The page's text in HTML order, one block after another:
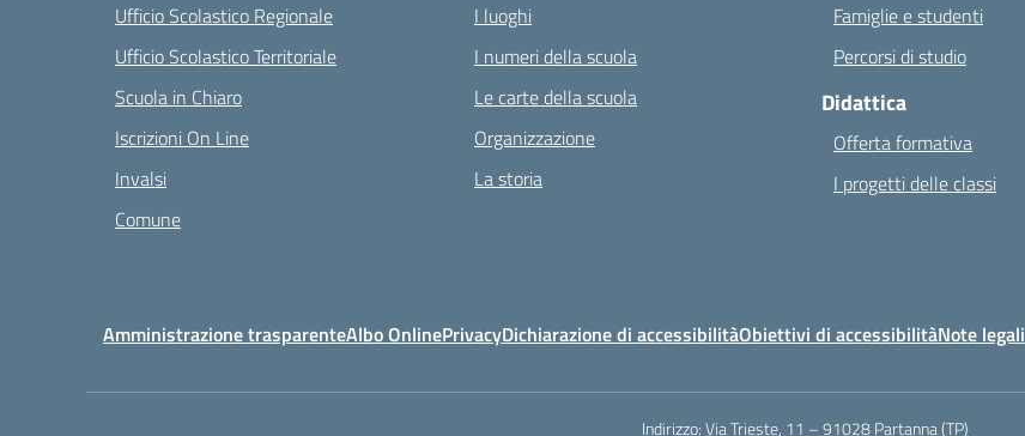
Ufficio Scolastico Regionale
Ufficio Scolastico Territoriale
Scuola in Chiaro
Iscrizioni On Line
Invalsi
Comune
I luoghi
I numeri della scuola
Le carte della scuola
Organizzazione
La storia
Famiglie e studenti
Percorsi di studio
Didattica
Offerta formativa
I progetti delle classi
Amministrazione trasparenteAlbo OnlinePrivacyDichiarazione di accessibilitàObiettivi di accessibilitàNote legali
Indirizzo:Via Trieste, 11 – 91028 Partanna (TP)